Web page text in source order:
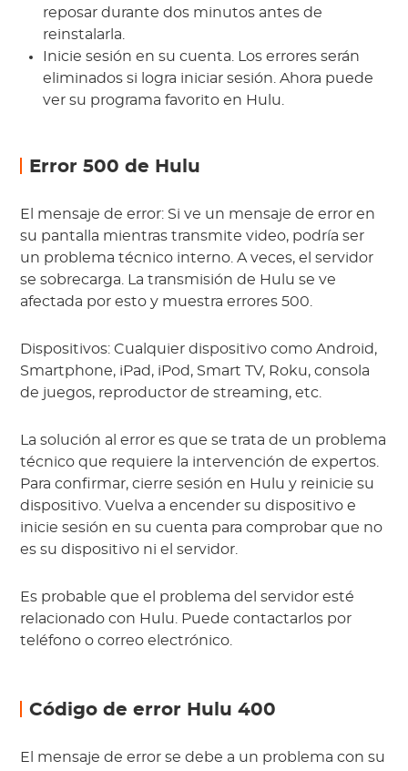
reposar durante dos minutos antes de
reinstalarla.
Inicie sesión en su cuenta. Los errores serán
eliminados si logra iniciar sesión. Ahora puede
ver su programa favorito en Hulu.
Error 500 de Hulu
El mensaje de error: Si ve un mensaje de error en
su pantalla mientras transmite video, podría ser
un problema técnico interno. A veces, el servidor
se sobrecarga. La transmisión de Hulu se ve
afectada por esto y muestra errores 500.
Dispositivos: Cualquier dispositivo como Android,
Smartphone, iPad, iPod, Smart TV, Roku, consola
de juegos, reproductor de streaming, etc.
La solución al error es que se trata de un problema
técnico que requiere la intervención de expertos.
Para confirmar, cierre sesión en Hulu y reinicie su
dispositivo. Vuelva a encender su dispositivo e
inicie sesión en su cuenta para comprobar que no
es su dispositivo ni el servidor.
Es probable que el problema del servidor esté
relacionado con Hulu. Puede contactarlos por
teléfono o correo electrónico.
Código de error Hulu 400
El mensaje de error se debe a un problema con su